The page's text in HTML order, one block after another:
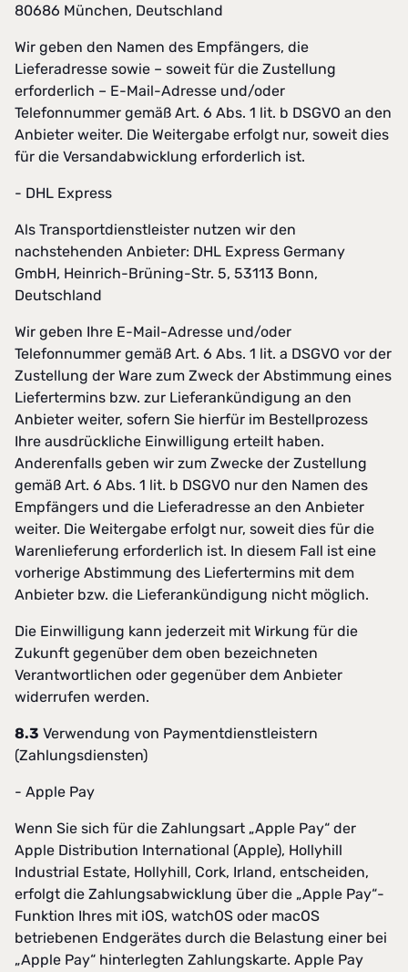
80686 München, Deutschland
Wir geben den Namen des Empfängers, die
Lieferadresse sowie – soweit für die Zustellung
erforderlich – E-Mail-Adresse und/oder
Telefonnummer gemäß Art. 6 Abs. 1 lit. b DSGVO an den
Anbieter weiter. Die Weitergabe erfolgt nur, soweit dies
für die Versandabwicklung erforderlich ist.
- DHL Express
Als Transportdienstleister nutzen wir den
nachstehenden Anbieter: DHL Express Germany
GmbH, Heinrich-Brüning-Str. 5, 53113 Bonn,
Deutschland
Wir geben Ihre E-Mail-Adresse und/oder
Telefonnummer gemäß Art. 6 Abs. 1 lit. a DSGVO vor der
Zustellung der Ware zum Zweck der Abstimmung eines
Liefertermins bzw. zur Lieferankündigung an den
Anbieter weiter, sofern Sie hierfür im Bestellprozess
Ihre ausdrückliche Einwilligung erteilt haben.
Anderenfalls geben wir zum Zwecke der Zustellung
gemäß Art. 6 Abs. 1 lit. b DSGVO nur den Namen des
Empfängers und die Lieferadresse an den Anbieter
weiter. Die Weitergabe erfolgt nur, soweit dies für die
Warenlieferung erforderlich ist. In diesem Fall ist eine
vorherige Abstimmung des Liefertermins mit dem
Anbieter bzw. die Lieferankündigung nicht möglich.
Die Einwilligung kann jederzeit mit Wirkung für die
Zukunft gegenüber dem oben bezeichneten
Verantwortlichen oder gegenüber dem Anbieter
widerrufen werden.
8.3 Verwendung von Paymentdienstleistern
(Zahlungsdiensten)
- Apple Pay
Wenn Sie sich für die Zahlungsart „Apple Pay“ der
Apple Distribution International (Apple), Hollyhill
Industrial Estate, Hollyhill, Cork, Irland, entscheiden,
erfolgt die Zahlungsabwicklung über die „Apple Pay“-
Funktion Ihres mit iOS, watchOS oder macOS
betriebenen Endgerätes durch die Belastung einer bei
„Apple Pay“ hinterlegten Zahlungskarte. Apple Pay